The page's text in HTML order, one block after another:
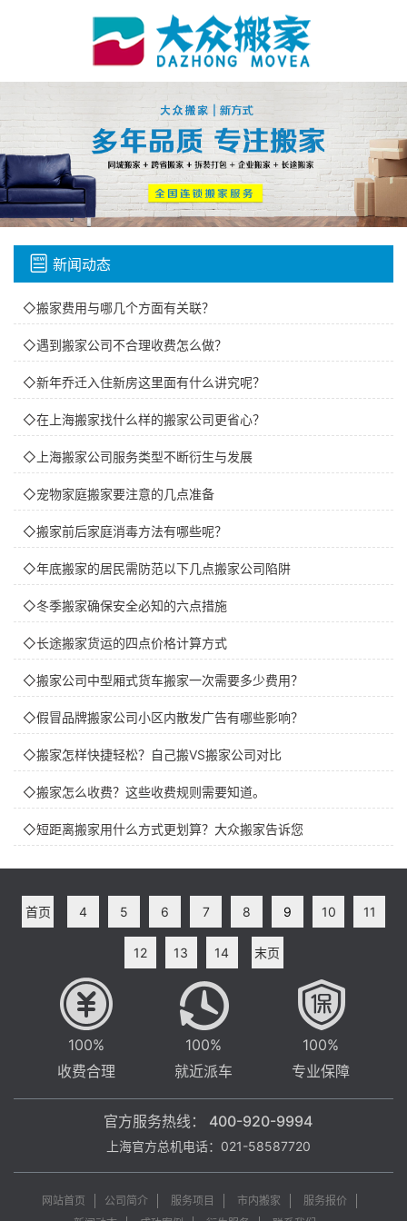
新闻动态
◇搬家费用与哪几个方面有关联？
◇遇到搬家公司不合理收费怎么做？
◇新年乔迁入住新房这里面有什么讲究呢？
◇在上海搬家找什么样的搬家公司更省心？
◇上海搬家公司服务类型不断衍生与发展
◇宠物家庭搬家要注意的几点准备
◇搬家前后家庭消毒方法有哪些呢？
◇年底搬家的居民需防范以下几点搬家公司陷阱
◇冬季搬家确保安全必知的六点措施
◇长途搬家货运的四点价格计算方式
◇搬家公司中型厢式货车搬家一次需要多少费用？
◇假冒品牌搬家公司小区内散发广告有哪些影响？
◇搬家怎样快捷轻松？自己搬VS搬家公司对比
◇搬家怎么收费？这些收费规则需要知道。
◇短距离搬家用什么方式更划算？大众搬家告诉您
首页 4 5 6 7 8 9 10 11
12 13 14 末页
100%
收费合理
100%
就近派车
100%
专业保障
官方服务热线： 400-920-9994
上海官方总机电话：021-58587720
网站首页 公司简介 服务项目 市内搬家
服务报价